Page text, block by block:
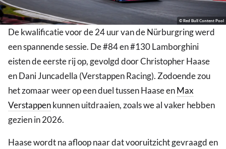
© Red Bull Content Pool
De kwalificatie voor de 24 uur van de Nürburgring werd
een spannende sessie. De #84 en #130 Lamborghini
eisten de eerste rij op, gevolgd door Christopher Haase
en Dani Juncadella (Verstappen Racing). Zodoende zou
het zomaar weer op een duel tussen Haase enMax
Verstappenkunnen uitdraaien, zoals we al vaker hebben
gezien in 2026.
Haase wordt na afloop naar dat vooruitzicht gevraagd en